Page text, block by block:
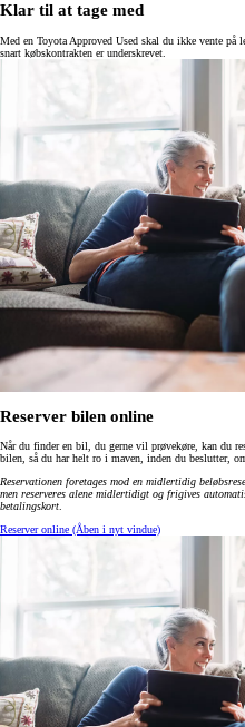
Klar til at tage med
Med en Toyota Approved Used skal du ikke vente
snart købskontrakten er underskrevet.
Reserver bilen online
Når du finder en bil, du gerne vil prøvekøre, kan du
bilen, så du har helt ro i maven, inden du beslutter,
Reservationen foretages mod en midlertidig
men reserveres alene midlertidigt og frigives
betalingskort.
Reserver online (Åben i nyt vindue)